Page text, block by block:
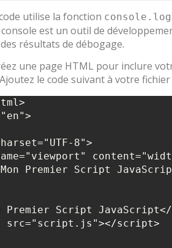
utilise la fonction
est un outil de
résultats de débogage.
une page HTML pour inclure
le code suivant à votre